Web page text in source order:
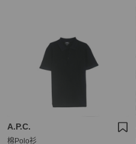
A.P.C.
棉Polo衫